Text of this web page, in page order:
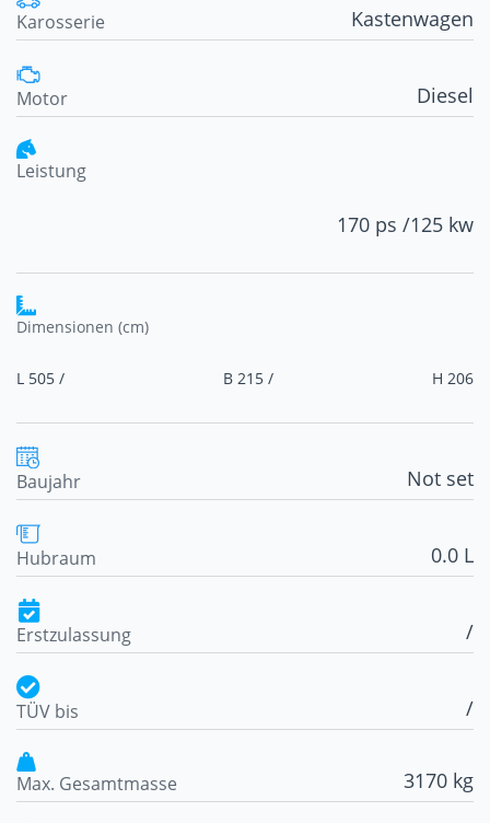
Karosserie Kastenwagen
Motor Diesel
Leistung
170 ps /125 kw
Dimensionen (cm)
L 505 / B 215 / H 206
Baujahr Not set
Hubraum 0.0 L
Erstzulassung /
TÜV bis /
Max. Gesamtmasse 3170 kg